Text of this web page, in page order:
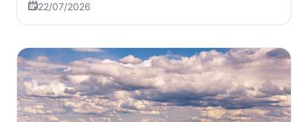
22/07/2026